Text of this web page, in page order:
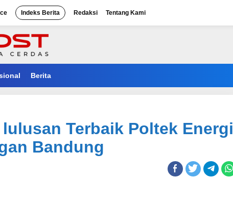
Indeks Berita Redaksi Tentang Kami
Berita
Terbaik Poltek Energi
Bandung